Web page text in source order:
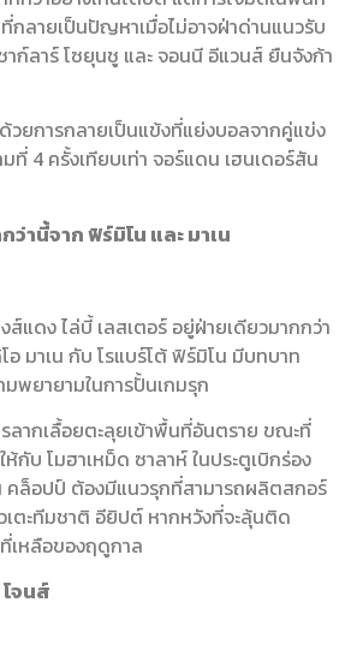
กลายเป็นปัญหาเมื่อไม่อาจฝ่าด่านแนวรับ
าก์ลาร์ โซยุนชู และ ​จอนนี อีแวนส์ ยืนจังก้า
วยการกลายเป็นแข้งที่แย่งบอลจากคู่แข่ง
ที่ 4 ครั้งเทียบเท่า จอร์แดน เฮนเดอร์สัน
านี้จาก ฟิร์มิโน และ มาเน
ส์แดง ไล่บี้ เลสเตอร์ อยู่ฝ่ายเดียวมากกว่า
อ มาเน กับ โรแบร์โต้ ฟิร์มิโน มีบทบาท
พยายามในการปั้นเกมรุก
ลากเลื้อยตะลุยเข้าพื้นที่อันตราย ขณะที่
กับ โมฮาเหม็ด ซาลาห์ ในประตูเบิกร่อง
คล็อปป์ ต้องมีแนวรุกที่สามารถผลิตสกอร์
เตะทีมชาติ อียิปต์ หากหวังที่จะลุ้นติด
เหลือของฤดูกาล
จนส์